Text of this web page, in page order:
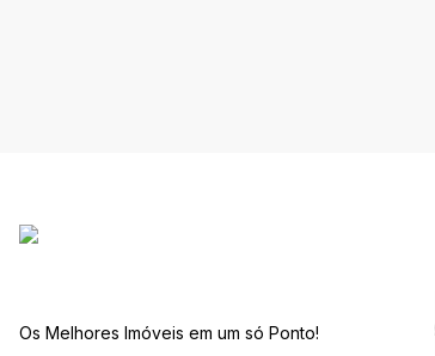
Os Melhores Imóveis em um só Ponto!